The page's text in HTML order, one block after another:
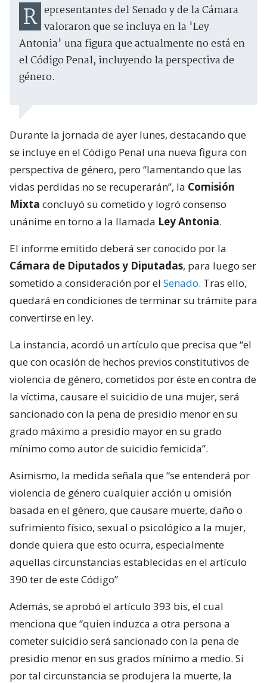
Representantes del Senado y de la Cámara valoraron que se incluya en la 'Ley
Antonia' una figura que actualmente no está en
el Código Penal, incluyendo la perspectiva de
género.
Durante la jornada de ayer lunes, destacando que
se incluye en el Código Penal una nueva figura con
perspectiva de género, pero “lamentando que las
vidas perdidas no se recuperarán”, la Comisión
Mixta concluyó su cometido y logró consenso
unánime en torno a la llamada Ley Antonia.
El informe emitido deberá ser conocido por la
Cámara de Diputados y Diputadas, para luego ser
sometido a consideración por el Senado. Tras ello,
quedará en condiciones de terminar su trámite para
convertirse en ley.
La instancia, acordó un artículo que precisa que “el
que con ocasión de hechos previos constitutivos de
violencia de género, cometidos por éste en contra de
la víctima, causare el suicidio de una mujer, será
sancionado con la pena de presidio menor en su
grado máximo a presidio mayor en su grado
mínimo como autor de suicidio femicida”.
Asimismo, la medida señala que “se entenderá por
violencia de género cualquier acción u omisión
basada en el género, que causare muerte, daño o
sufrimiento físico, sexual o psicológico a la mujer,
donde quiera que esto ocurra, especialmente
aquellas circunstancias establecidas en el artículo
390 ter de este Código”
Además, se aprobó el artículo 393 bis, el cual
menciona que “quien induzca a otra persona a
cometer suicidio será sancionado con la pena de
presidio menor en sus grados mínimo a medio. Si
por tal circunstancia se produjera la muerte, la